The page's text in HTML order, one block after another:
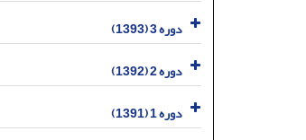
دوره 3 (1393)
دوره 2 (1392)
دوره 1 (1391)